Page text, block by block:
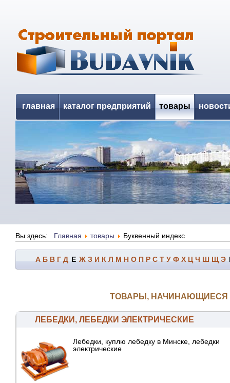
главная каталог предприятий товары
Вы здесь: Главная товары Буквенный индекс
А Б В Г Д Е Ж З И К Л М Н О П Р С Т У Ф Х Ц Ч Ш Щ Э
ТОВАРЫ, НАЧИНАЮЩИЕСЯ
ЛЕБЕДКИ, ЛЕБЕДКИ ЭЛЕКТРИЧЕСКИЕ
Лебедки, куплю лебедку в Минске, лебедки
электрические